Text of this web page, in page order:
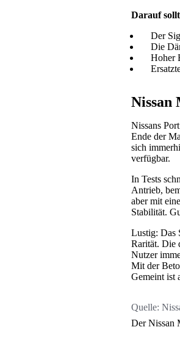
Darauf
Der
Die
Hoher
Nissan
Nissans
Ende der
sich
verfügbar.
In Tests
Antrieb,
aber mit
Stabilität.
Lustig: Das
Rarität. Die
Nutzer
Mit der
Gemeint ist
Quelle:
Der Nissan